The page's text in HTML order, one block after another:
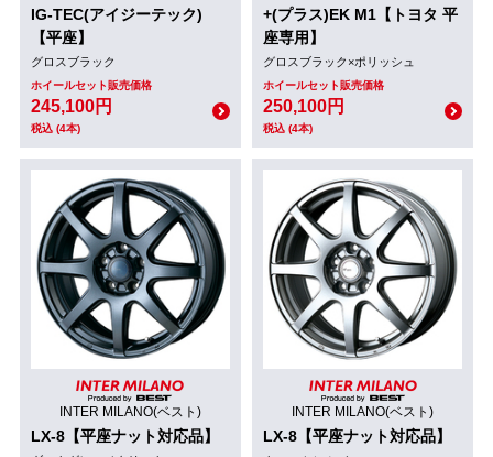
IG-TEC(アイジーテック)
【平座】
グロスブラック
ホイールセット販売価格
245,100円
税込 (4本)
+(プラス)EK M1【トヨタ 平
座専用】
グロスブラック×ポリッシュ
ホイールセット販売価格
250,100円
税込 (4本)
INTER MILANO(ベスト)
LX-8【平座ナット対応品】
INTER MILANO(ベスト)
LX-8【平座ナット対応品】